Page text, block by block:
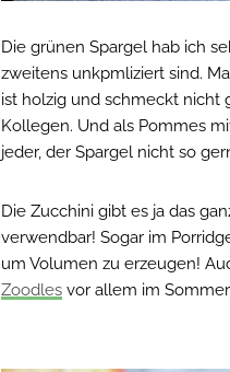
Die grünen Spargel hab ich
zweitens unkpmliziert sind.
ist holzig und schmeckt nicht
Kollegen. Und als Pommes
jeder, der Spargel nicht so
Die Zucchini gibt es ja das
verwendbar! Sogar im
um Volumen zu erzeugen!
Zoodles vor allem im